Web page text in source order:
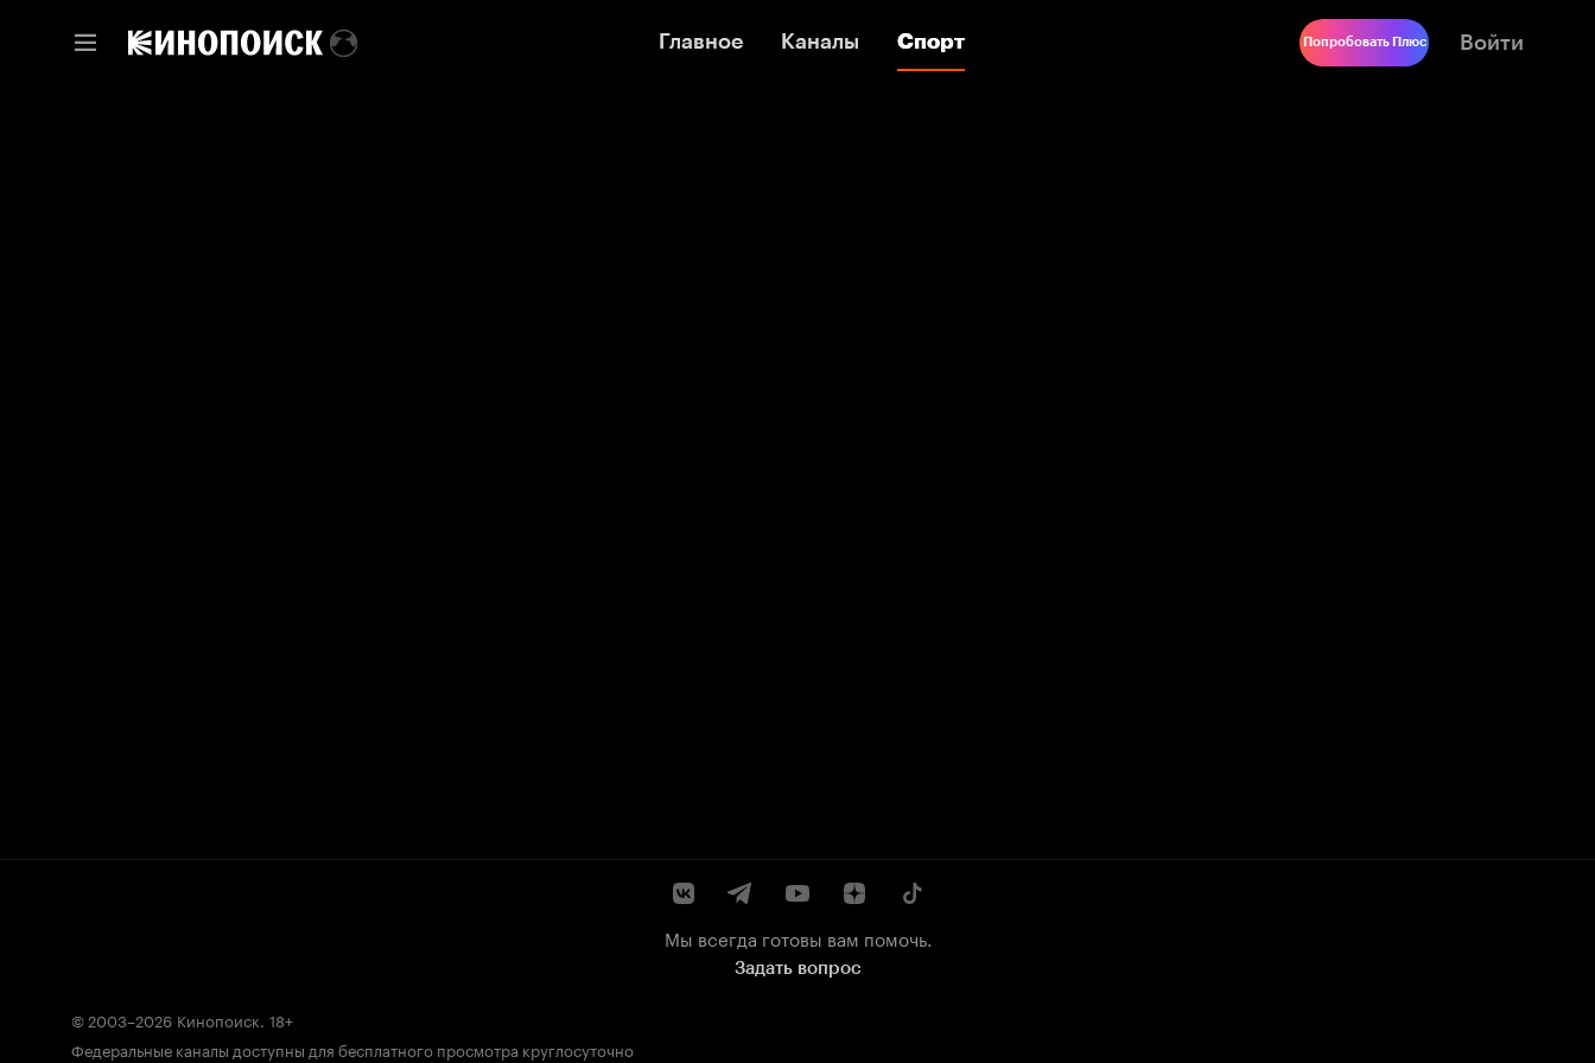
Главное Каналы Спорт
Главное Каналы Спорт Попробовать Плюс Войти
Мы всегда готовы вам помочь.
Задать вопрос
© 2003–2026 Кинопоиск. 18+
Федеральные каналы доступны для бесплатного просмотра круглосуточно